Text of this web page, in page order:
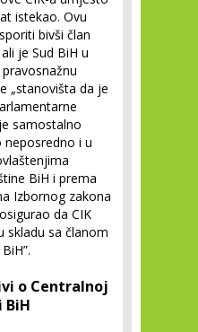
istekao. Ovu
bivši član
je Sud BiH u
„stanovišta da je
samostalno
i u
BiH i prema
Izbornog zakona
da CIK
skladu sa članom
o Centralnoj